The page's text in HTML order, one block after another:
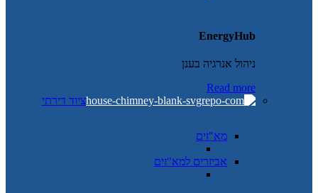
EnergyHub
ניהול אנרגיה בענן
Read more
ציוד דירתי
מא"זים
אביזרים למא"זים